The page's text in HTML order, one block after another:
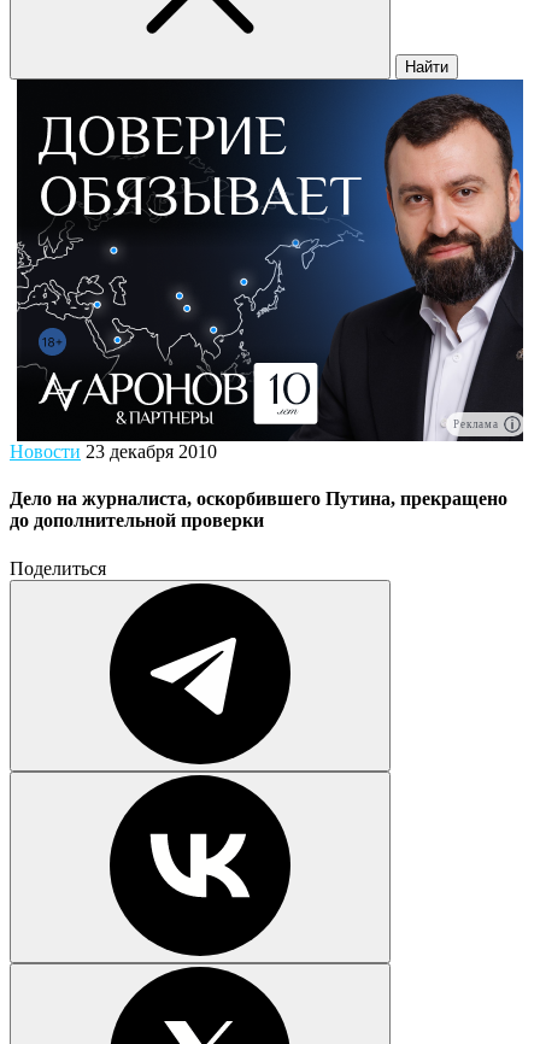
Найти
Реклама
Новости 23 декабря 2010
Дело на журналиста, оскорбившего Путина, прекращено
до дополнительной проверки
Поделиться